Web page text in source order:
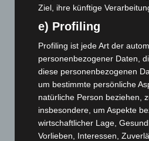
Blaulicht
Corona-News
Hannover und Region
Langenhagen und Ortsteile
Leserbriefe
Menschen
Über uns
Veranstaltungen
Ziel, ihre künftige
e) Profiling
Profiling ist jede Art der
personenbezogener Daten,
diese personenbezogenen
um bestimmte persönliche
natürliche Person beziehen,
insbesondere, um Aspekte
wirtschaftlicher Lage,
Vorlieben, Interessen,